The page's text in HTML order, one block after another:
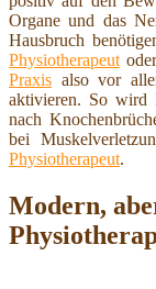
Organe und das
Hausbruch
Physiotherapeut
Praxis also vor
aktivieren. So wird
nach
bei
Physiotherapeut.
Modern,